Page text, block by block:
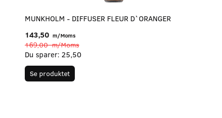
MUNKHOLM - DIFFUSER FLEUR D`ORANGER
143,50 m/Moms
169,00m/Moms
Du sparer: 25,50
Se produktet